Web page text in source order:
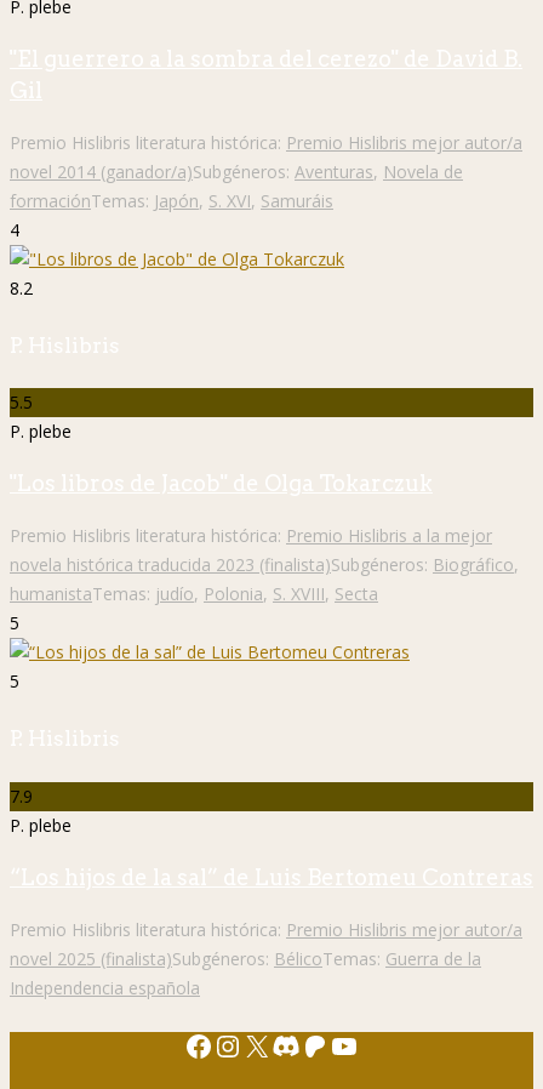
P. plebe
"El guerrero a la sombra del cerezo" de David B.
Gil
Premio Hislibris literatura histórica: Premio Hislibris mejor autor/a
novel 2014 (ganador/a)Subgéneros: Aventuras, Novela de
formaciónTemas: Japón, S. XVI, Samuráis
4
8.2
P. Hislibris
5.5
P. plebe
"Los libros de Jacob" de Olga Tokarczuk
Premio Hislibris literatura histórica: Premio Hislibris a la mejor
novela histórica traducida 2023 (finalista)Subgéneros: Biográfico,
humanistaTemas: judío, Polonia, S. XVIII, Secta
5
5
P. Hislibris
7.9
P. plebe
“Los hijos de la sal” de Luis Bertomeu Contreras
Premio Hislibris literatura histórica: Premio Hislibris mejor autor/a
novel 2025 (finalista)Subgéneros: BélicoTemas: Guerra de la
Independencia española
Facebook
Instagram
X Discord
Patreon
YouTube